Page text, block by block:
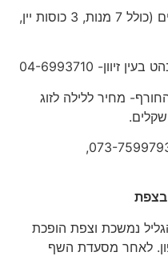
עלות הארוחה לאדם – 280 שקלים (כולל 7 מנות, 3 כוסות יין,
04-6993710
מחיר ללילה לזוג
נמשכת וצפת הופכת
לאחר מסעדת השף